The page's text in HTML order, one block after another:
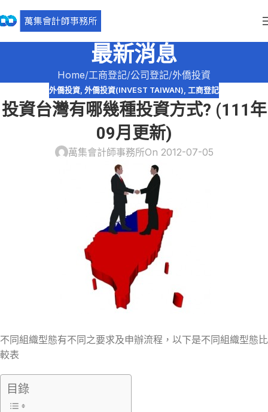
最新消息
Home 工商登記 公司登記 外僑投資
外僑投資, 外僑投資(INVEST TAIWAN), 工商登記
投資台灣有哪幾種投資方式? (111年
09月更新)
萬集會計師事務所On 2012-07-05
不同組織型態有不同之要求及申辦流程，以下是不同組織型態比
較表
目錄